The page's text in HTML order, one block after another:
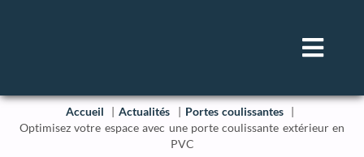
Accueil Actualités
Portes coulissantes
Optimisez votre espace avec une porte coulissante extérieur en
PVC